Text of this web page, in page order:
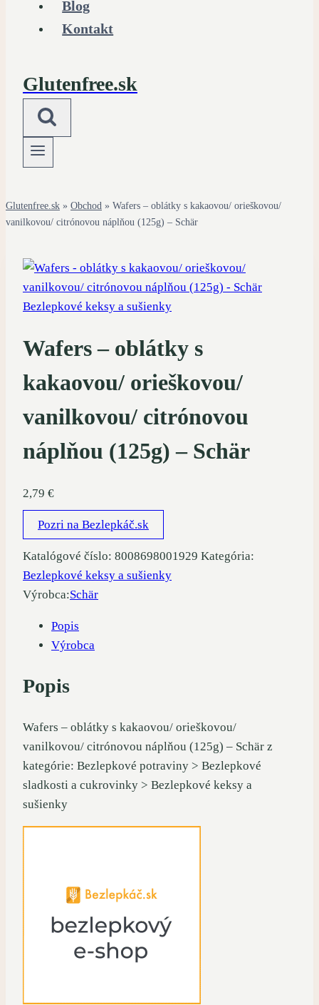
Blog
Kontakt
Glutenfree.sk
Glutenfree.sk » Obchod » Wafers – oblátky s kakaovou/ orieškovou/
vanilkovou/ citrónovou náplňou (125g) – Schär
Bezlepkové keksy a sušienky
Wafers – oblátky s
kakaovou/ orieškovou/
vanilkovou/ citrónovou
náplňou (125g) – Schär
2,79 €
Pozri na Bezlepkáč.sk
Katalógové číslo: 8008698001929 Kategória:
Bezlepkové keksy a sušienky
Výrobca:Schär
Popis
Výrobca
Popis
Wafers – oblátky s kakaovou/ orieškovou/
vanilkovou/ citrónovou náplňou (125g) – Schär z
kategórie: Bezlepkové potraviny > Bezlepkové
sladkosti a cukrovinky > Bezlepkové keksy a
sušienky